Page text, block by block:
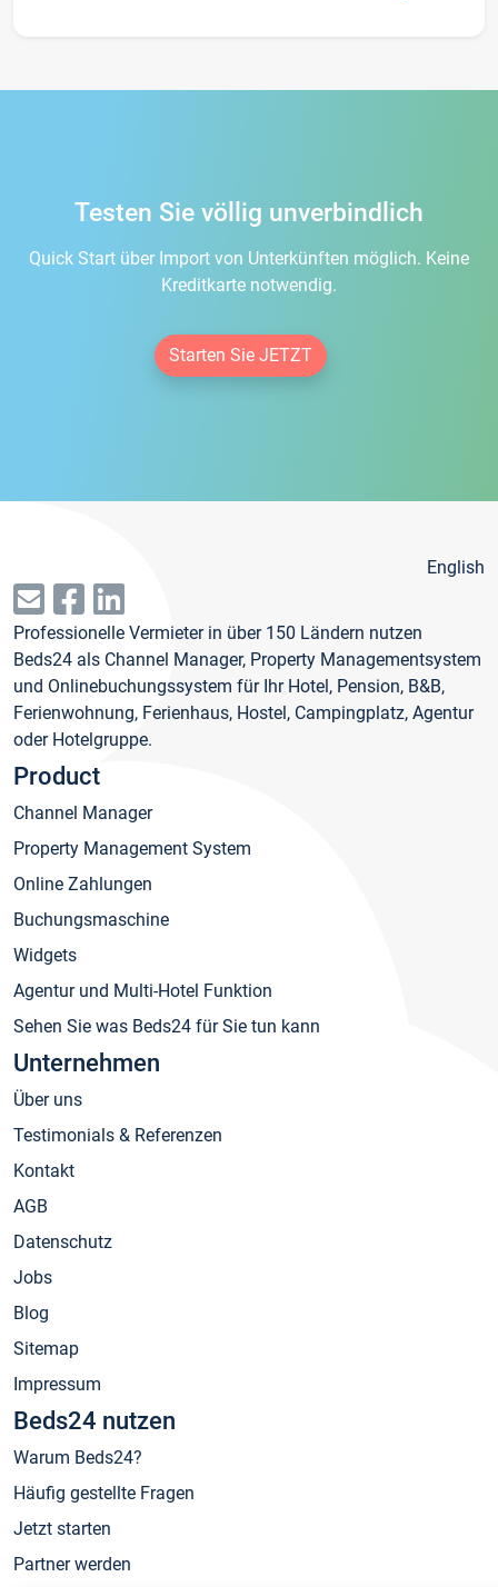
Testen Sie völlig unverbindlich
Quick Start über Import von Unterkünften möglich. Keine
Kreditkarte notwendig.
Starten Sie JETZT
English
Professionelle Vermieter in über 150 Ländern nutzen
Beds24 als Channel Manager, Property Managementsystem
und Onlinebuchungssystem für Ihr Hotel, Pension, B&B,
Ferienwohnung, Ferienhaus, Hostel, Campingplatz, Agentur
oder Hotelgruppe.
Product
Channel Manager
Property Management System
Online Zahlungen
Buchungsmaschine
Widgets
Agentur und Multi-Hotel Funktion
Sehen Sie was Beds24 für Sie tun kann
Unternehmen
Über uns
Testimonials & Referenzen
Kontakt
AGB
Datenschutz
Jobs
Blog
Sitemap
Impressum
Beds24 nutzen
Warum Beds24?
Häufig gestellte Fragen
Jetzt starten
Partner werden